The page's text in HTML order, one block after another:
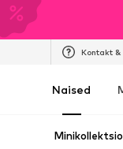
Kontakt &
Naised